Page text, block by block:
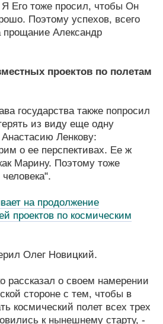
Я Его тоже просил, чтобы Он
Поэтому успехов, всего
прощание Александр
проектов по полетам
государства также попросил
из виду еще одну
Ленкову:
о ее перспективах. Ее ж
Марину. Поэтому тоже
на продолжение
проектов по космическим
Олег Новицкий.
рассказал о своем намерении
стороне с тем, чтобы в
космический полет всех трех
к нынешнему старту, -